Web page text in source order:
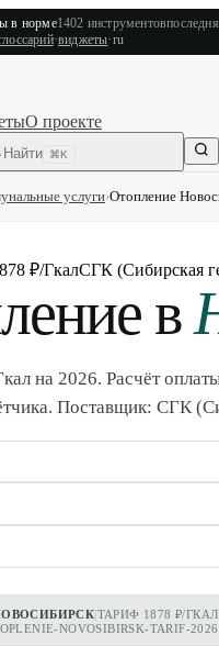
в норме1402 инструментов
·виджеты·ru
О проекте
Найти ⌘K
услуги›Отопление
₽/ГкалСГК (Сибирская
в
на 2026. Расчёт
Поставщик: СГК
|ТАРИФ 1878 ₽/ГКАЛ
NOVOSIBIRSK-TARIF-2026